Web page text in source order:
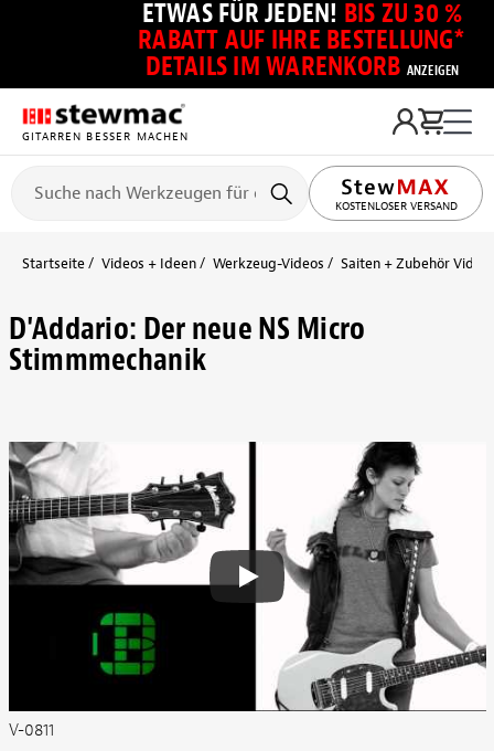
ETWAS FÜR JEDEN! BIS ZU 30 %
RABATT AUF IHRE BESTELLUNG*
DETAILS IM WARENKORB ANZEIGEN
GITARREN BESSER MACHEN
KOSTENLOSER VERSAND
Startseite Videos + Ideen Werkzeug-Videos Saiten + Zubehör
D'Addario: Der neue NS Micro
Stimmmechanik
V-0811